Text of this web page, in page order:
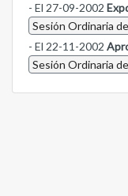
- El 27-09-2002
Sesión Ordinaria
- El 22-11-2002
Sesión Ordinaria